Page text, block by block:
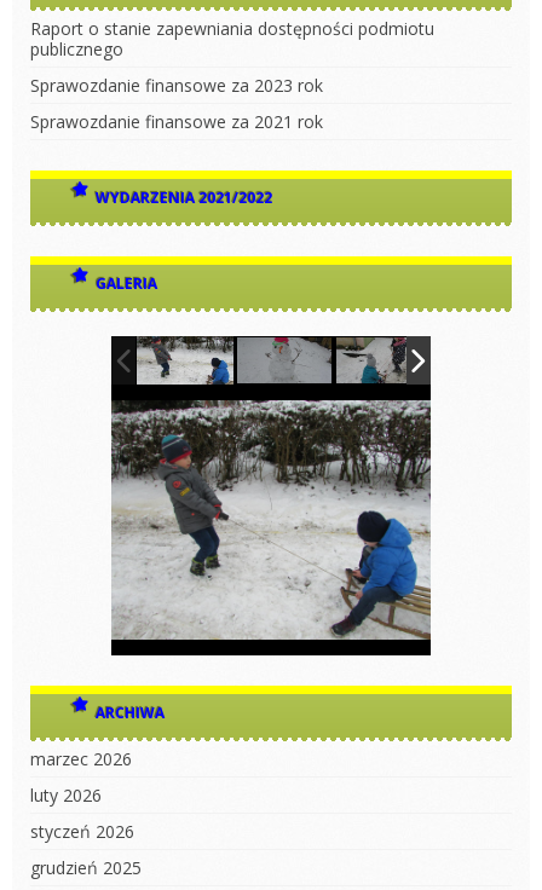
Raport o stanie zapewniania dostępności podmiotu
publicznego
Sprawozdanie finansowe za 2023 rok
Sprawozdanie finansowe za 2021 rok
WYDARZENIA 2021/2022
GALERIA
ARCHIWA
marzec 2026
luty 2026
styczeń 2026
grudzień 2025